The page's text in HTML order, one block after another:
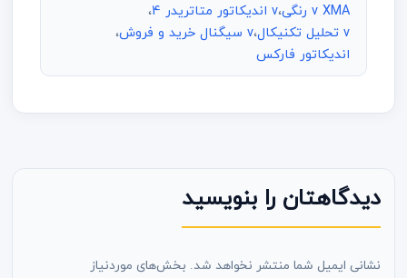
v XMA رنگی
،v اندیکاتور متاتریدر 4
،
v تحلیل تکنیکال
،v سیگنال خرید و فروش
،
اندیکاتور فارکس
دیدگاهتان را بنویسید
نشانی ایمیل شما منتشر نخواهد شد. بخش‌های موردنیاز